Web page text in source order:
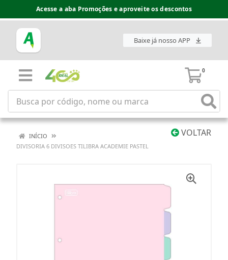
Acesse a aba Promoções e aproveite os descontos
Baixe já nosso APP
0
VOLTAR
INÍCIO
DIVISORIA 6 DIVISOES TILIBRA ACADEMIE PASTEL